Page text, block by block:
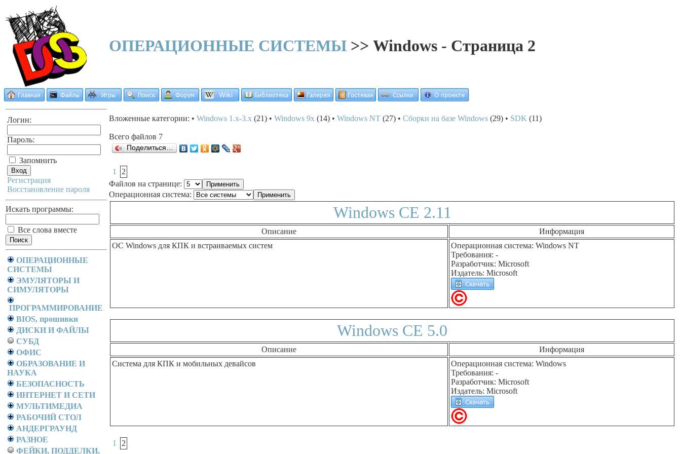
ОПЕРАЦИОННЫЕ СИСТЕМЫ >> Windows - Страница 2
Логин:
Пароль:
Запомнить
Регистрация
Восстановление пароля
Искать программы:
Все слова вместе
ОПЕРАЦИОННЫЕ
СИСТЕМЫ
ЭМУЛЯТОРЫ И
СИМУЛЯТОРЫ
ПРОГРАММИРОВАНИЕ
BIOS, прошивки
ДИСКИ И ФАЙЛЫ
СУБД
ОФИС
ОБРАЗОВАНИЕ И
НАУКА
БЕЗОПАСНОСТЬ
ИНТЕРНЕТ И СЕТИ
МУЛЬТИМЕДИА
РАБОЧИЙ СТОЛ
АНДЕРГРАУНД
РАЗНОЕ
ФЕЙКИ, ПОДДЕЛКИ,
Вложенные категории: • Windows 1.x-3.x (21) • Windows 9x (14) • Windows NT (27) • Сборки на базе Windows (29) • SDK (11)
Всего файлов 7
Поделиться…
1
2
Файлов на странице:
Операционная система:
Windows CE 2.11
Описание
Информация
ОС Windows для КПК и встраиваемых систем
Операционная система: Windows NT
Требования: -
Разработчик: Microsoft
Издатель: Microsoft
Windows CE 5.0
Описание
Информация
Система для КПК и мобильных девайсов
Операционная система: Windows
Требования: -
Разработчик: Microsoft
Издатель: Microsoft
1 2